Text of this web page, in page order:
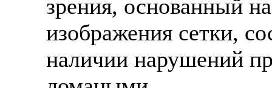
зрения, основанный
изображения сетки,
наличии нарушений